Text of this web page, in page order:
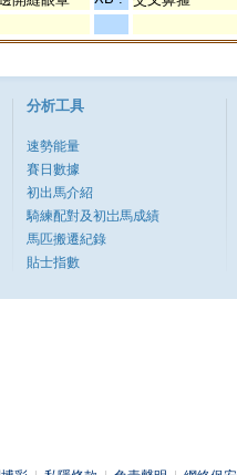
分析工具
速勢能量
賽日數據
初出馬介紹
騎練配對及初岀馬成績
馬匹搬遷紀錄
貼士指數